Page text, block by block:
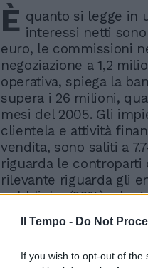
Il Tempo - Do Not
If you wish to opt-out of
È quanto si legge in
interessi netti
euro, le commissioni
negoziazione a 1,2
operativa, spiega la
supera i 26 milioni,
mesi del 2005. Gli
clientela e attività
vendita, sono saliti a
riguarda le
rilevante riguarda gli
pubbliche (66%) e le
impegnate in opere
diretta da clientela si
risulta negativa per